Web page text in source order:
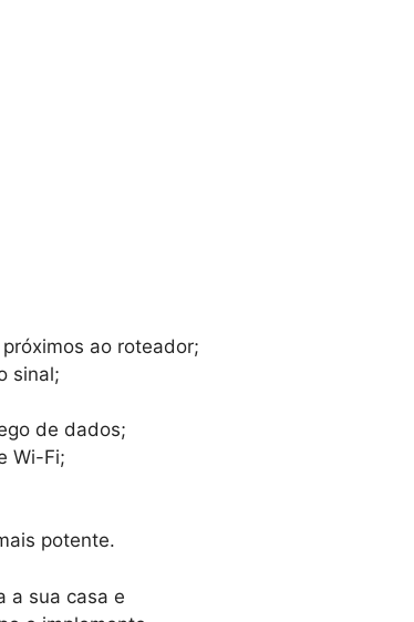
ao roteador;
sinal;
de dados;
Wi-Fi;
potente.
a sua casa e